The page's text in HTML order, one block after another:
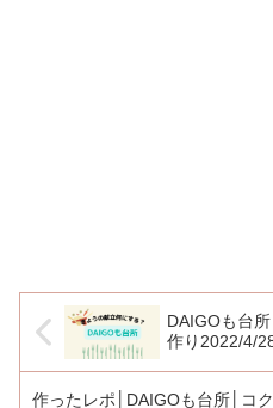
DAIGOも台
作り2022/4/
作ったレポ│DAIGOも台所│コ